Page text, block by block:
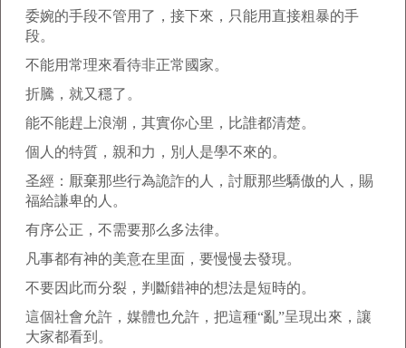
委婉的手段不管用了，接下來，只能用直接粗暴的手
段。
不能用常理來看待非正常國家。
折騰，就又穩了。
能不能趕上浪潮，其實你心里，比誰都清楚。
個人的特質，親和力，別人是學不來的。
圣經：厭棄那些行為詭詐的人，討厭那些驕傲的人，賜
福給謙卑的人。
有序公正，不需要那么多法律。
凡事都有神的美意在里面，要慢慢去發現。
不要因此而分裂，判斷錯神的想法是短時的。
這個社會允許，媒體也允許，把這種“亂”呈現出來，讓
大家都看到。